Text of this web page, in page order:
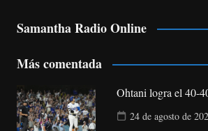
Samantha Radio Online
Más comentada
Ohtani logra el 40-
24 de agosto de